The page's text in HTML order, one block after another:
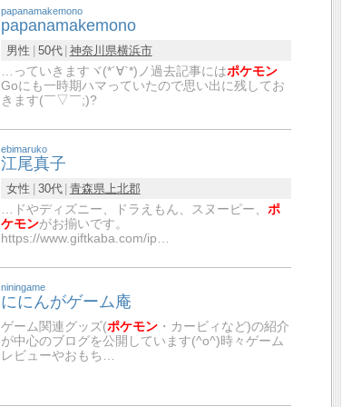
papanamakemono
papanamakemono
男性 50代 神奈川県横浜市
…っていきますヾ(*´∀`*)ノ過去記事にはポケモン
Goにも一時期ハマっていたので思い出に残してお
きます(￣▽￣;)?
ebimaruko
江尾真子
女性 30代 青森県 上北郡
…ドやディズニー、ドラえもん、スヌーピー、ポ
ケモンがお揃いです。
https://www.giftkaba.com/ip…
niningame
ににんがゲーム庵
ゲーム関連グッズ(ポケモン ・カービィなど)の紹介
が中心のブログを公開しています(^o^)時々ゲーム
レビューやおもち…